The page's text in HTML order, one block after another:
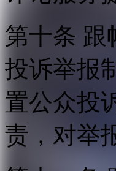
第十条 跟
投诉举报
置公众投
责，对举